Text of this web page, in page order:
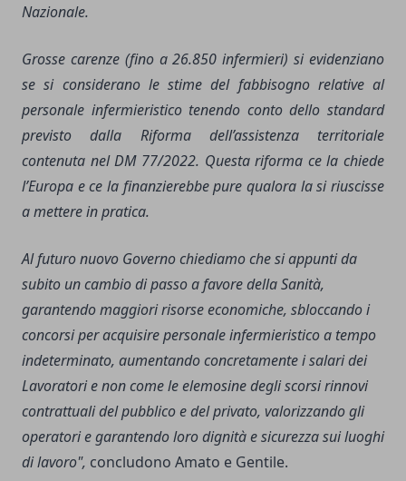
Nazionale.
Grosse carenze (fino a 26.850 infermieri) si evidenziano
se si considerano le stime del fabbisogno relative al
personale infermieristico tenendo conto dello standard
previsto dalla Riforma dell’assistenza territoriale
contenuta nel DM 77/2022. Questa riforma ce la chiede
l’Europa e ce la finanzierebbe pure qualora la si riuscisse
a mettere in pratica.
Al futuro nuovo Governo chiediamo che si appunti da
subito un cambio di passo a favore della Sanità,
garantendo maggiori risorse economiche, sbloccando i
concorsi per acquisire personale infermieristico a tempo
indeterminato, aumentando concretamente i salari dei
Lavoratori e non come le elemosine degli scorsi rinnovi
contrattuali del pubblico e del privato, valorizzando gli
operatori e garantendo loro dignità e sicurezza sui luoghi
di lavoro", concludono Amato e Gentile.